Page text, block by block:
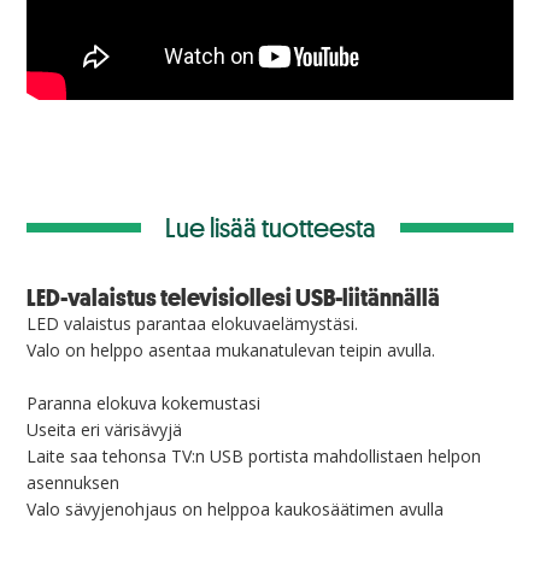
Lue lisää tuotteesta
LED-valaistus televisiollesi USB-liitännällä
LED valaistus parantaa elokuvaelämystäsi.
Valo on helppo asentaa mukanatulevan teipin avulla.
Paranna elokuva kokemustasi
Useita eri värisävyjä
Laite saa tehonsa TV:n USB portista mahdollistaen helpon
asennuksen
Valo sävyjenohjaus on helppoa kaukosäätimen avulla